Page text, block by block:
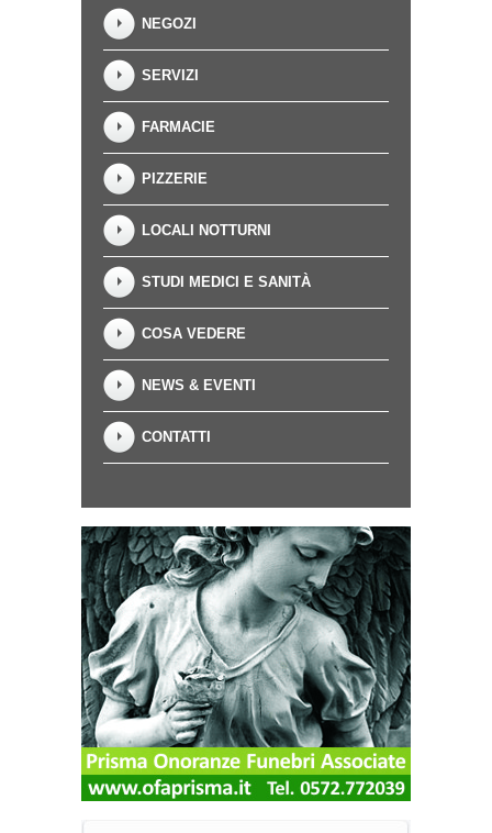
NEGOZI
SERVIZI
FARMACIE
PIZZERIE
LOCALI NOTTURNI
STUDI MEDICI E SANITÀ
COSA VEDERE
NEWS & EVENTI
CONTATTI